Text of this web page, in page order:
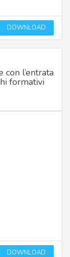
DOWNLOAD
l’entrata
formativi
DOWNLOAD